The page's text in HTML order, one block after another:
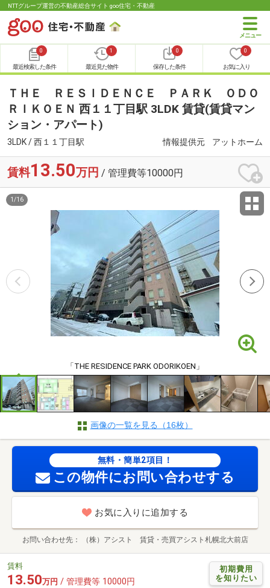
NTTグループ運営の不動産総合サイト goo住宅・不動産
0
最近検索した条件
1
最近見た物件
0
保存した条件
0
お気に入り
ＴＨＥ ＲＥＳＩＤＥＮＣＥ ＰＡＲＫ ＯＤＯ
ＲＩＫＯＥＮ 西１１丁目駅 3LDK 賃貸(賃貸マン
ション・アパート)
3LDK / 西１１丁目駅 情報提供元 アットホーム
賃料13.50万円 / 管理費等10000円
「THE RESIDENCE PARK ODORIKOEN」
1 /16
画像の一覧を見る（16枚）
無料・簡単2項目！
この物件にお問い合わせする
お気に入りに追加する
お問い合わせ先 （株）アシスト 賃貸・売買アシスト札幌北大前店
初期費用
を知りたい
賃料
13.50万円 / 管理費等 10000円